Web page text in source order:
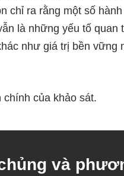
chỉ ra rằng một số
là những yếu tố quan
như giá trị bền
của khảo sát.
và